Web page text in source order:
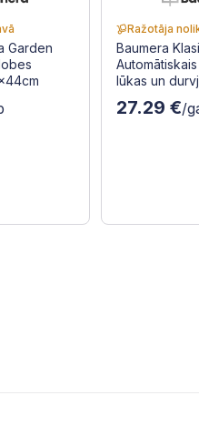
Garden
Ražotāja
Baumera
lūkas un
27.29 €/